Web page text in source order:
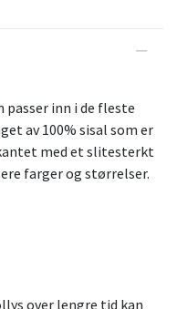
inn i de fleste
av 100% sisal som er
med et slitesterkt
farger og størrelser.
over lengre tid kan